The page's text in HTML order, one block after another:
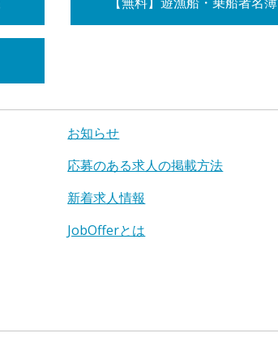
お知らせ
応募のある求人の掲載方法
新着求人情報
JobOfferとは